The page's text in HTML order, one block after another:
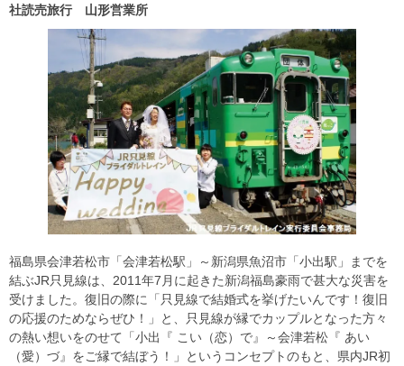
社読売旅行 山形営業所
福島県会津若松市「会津若松駅」～新潟県魚沼市「小出駅」までを
結ぶJR只見線は、2011年7月に起きた新潟福島豪雨で甚大な災害を
受けました。復旧の際に「只見線で結婚式を挙げたいんです！復旧
の応援のためならぜひ！」と、只見線が縁でカップルとなった方々
の熱い想いをのせて「小出『 こい（恋）で』～会津若松『 あい
（愛）づ』をご縁で結ぼう！」というコンセプトのもと、県内JR初